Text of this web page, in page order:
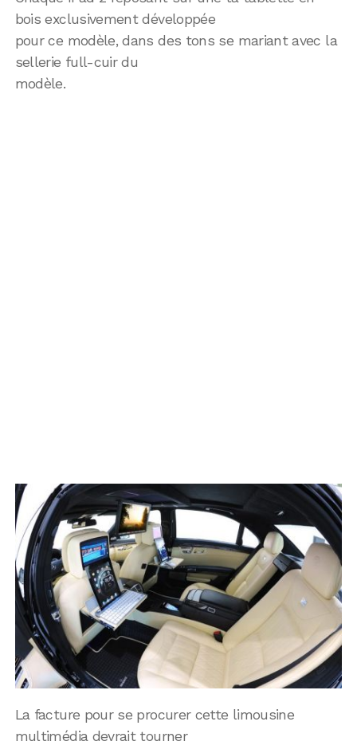
bois exclusivement développée
pour ce modèle, dans des tons se mariant avec la
sellerie full-cuir du
modèle.
La facture pour se procurer cette limousine
multimédia devrait tourner